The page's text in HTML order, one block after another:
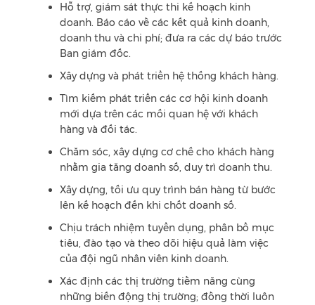
Hỗ trợ, giám sát thực thi kế hoạch kinh
doanh. Báo cáo về các kết quả kinh doanh,
doanh thu và chi phí; đưa ra các dự báo trước
Ban giám đốc.
Xây dựng và phát triển hệ thống khách hàng.
Tìm kiếm phát triển các cơ hội kinh doanh
mới dựa trên các mối quan hệ với khách
hàng và đối tác.
Chăm sóc, xây dựng cơ chế cho khách hàng
nhằm gia tăng doanh số, duy trì doanh thu.
Xây dựng, tối ưu quy trình bán hàng từ bước
lên kế hoạch đến khi chốt doanh số.
Chịu trách nhiệm tuyển dụng, phân bổ mục
tiêu, đào tạo và theo dõi hiệu quả làm việc
của đội ngũ nhân viên kinh doanh.
Xác định các thị trường tiềm năng cùng
những biến động thị trường; đồng thời luôn